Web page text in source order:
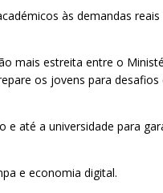
às demandas
mais estreita entre o
os jovens para
até a universidade para
e economia digital.